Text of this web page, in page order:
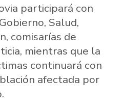
participará con
Salud,
comisarías de
mientras que la
continuará con
afectada por